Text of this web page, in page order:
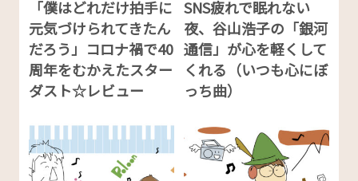
「僕はどれだけ拍手に
元気づけられてきたん
だろう」コロナ禍で40
周年をむかえたスター
ダスト☆レビュー
SNS疲れで眠れない
夜、谷山浩子の「銀河
通信」が心を軽くして
くれる（いつも心にぼ
っち曲）